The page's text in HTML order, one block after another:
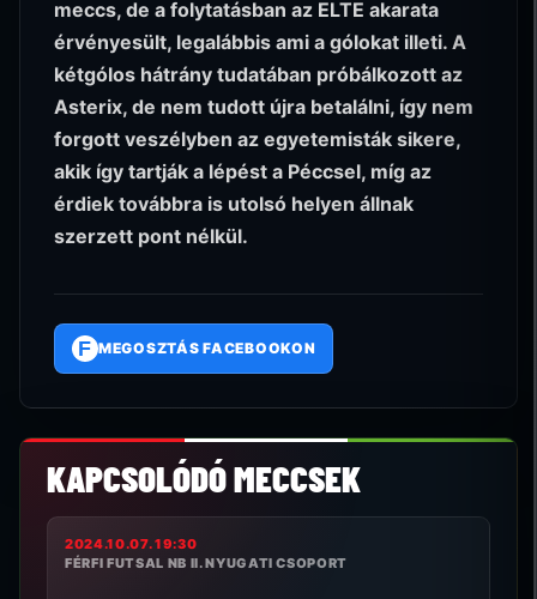
meccs, de a folytatásban az ELTE akarata
érvényesült, legalábbis ami a gólokat illeti. A
kétgólos hátrány tudatában próbálkozott az
Asterix, de nem tudott újra betalálni, így nem
forgott veszélyben az egyetemisták sikere,
akik így tartják a lépést a Péccsel, míg az
érdiek továbbra is utolsó helyen állnak
szerzett pont nélkül.
F MEGOSZTÁS FACEBOOKON
KAPCSOLÓDÓ MECCSEK
2024.10.07. 19:30
FÉRFI FUTSAL NB II. NYUGATI CSOPORT